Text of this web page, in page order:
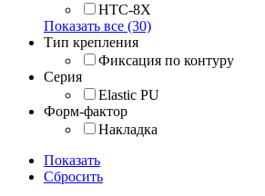
HTC-8X
Показать все (30)
Тип крепления
Фиксация по контуру
Серия
Elastic PU
Форм-фактор
Накладка
Показать
Сбросить